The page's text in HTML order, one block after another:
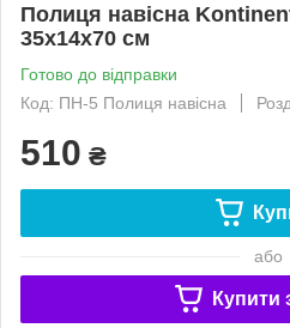
Полиця навісна
35х14х70 см
Готово до відправки
Код: ПН-5 Полиця навісна
510 ₴
або
Купити